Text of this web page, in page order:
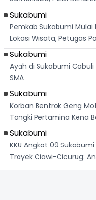
Sukabumi
Pemkab Sukabumi Mulai
Lokasi Wisata, Petugas
Sukabumi
Ayah di Sukabumi Cabuli
SMA
Sukabumi
Korban Bentrok Geng
Tangki Pertamina Kena
Sukabumi
KKU Angkot 09
Trayek Ciawi-Cicurug: